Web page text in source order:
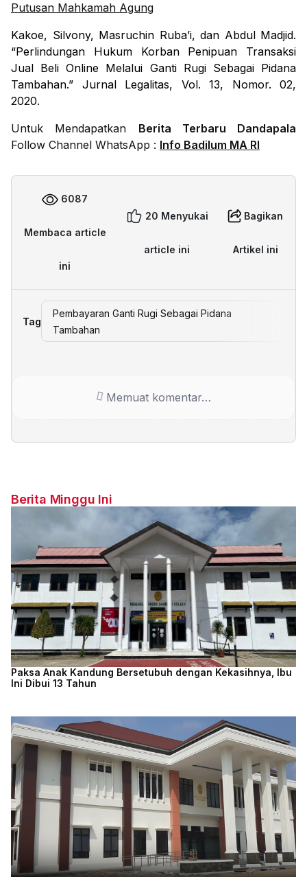
Putusan Mahkamah Agung
Kakoe, Silvony, Masruchin Ruba’i, dan Abdul Madjid.
“Perlindungan Hukum Korban Penipuan Transaksi
Jual Beli Online Melalui Ganti Rugi Sebagai Pidana
Tambahan.” Jurnal Legalitas, Vol. 13, Nomor. 02,
2020.
Untuk Mendapatkan Berita Terbaru Dandapala
Follow Channel WhatsApp : Info Badilum MA RI
6087
Membaca article
ini
20 Menyukai
article ini
Bagikan
Artikel ini
Tag
Pembayaran Ganti Rugi Sebagai Pidana
Tambahan
Memuat komentar…
Berita Minggu Ini
Paksa Anak Kandung Bersetubuh dengan Kekasihnya, Ibu
Ini Dibui 13 Tahun